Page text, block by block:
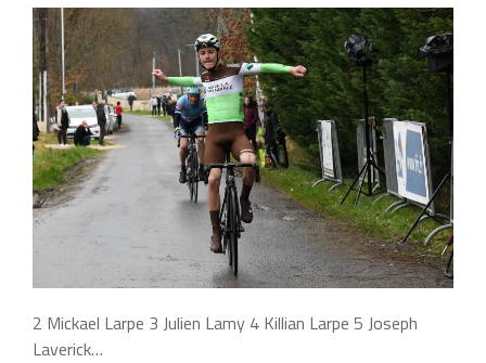
2 Mickael Larpe 3 Julien Lamy 4 Killian Larpe 5 Joseph
Laverick…